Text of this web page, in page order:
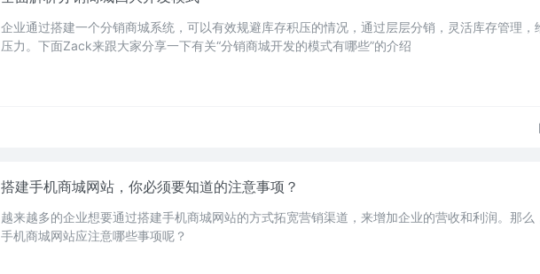
企业通过搭建一个分销商城系统，可以有效规避库存积压的情况，通过层层分销，灵活库存管理，
压力。下面Zack来跟大家分享一下有关“分销商城开发的模式有哪些”的介绍
搭建手机商城网站，你必须要知道的注意事项？
越来越多的企业想要通过搭建手机商城网站的方式拓宽营销渠道，来增加企业的营收和利润。那么
手机商城网站应注意哪些事项呢？